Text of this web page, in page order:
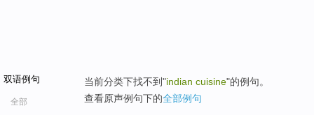
双语例句
全部
当前分类下找不到"indian cuisine"的例句。
查看原声例句下的全部例句